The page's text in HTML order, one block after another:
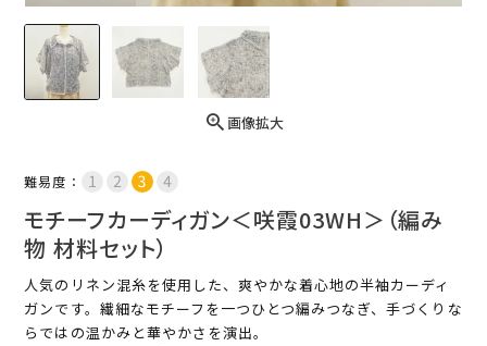
画像拡大
難易度：
モチーフカーディガン＜咲霞03WH＞（編み
物 材料セット）
人気のリネン混糸を使用した、爽やかな着心地の半袖カーディ
ガンです。繊細なモチーフを一つひとつ編みつなぎ、手づくりな
らではの温かみと華やかさを演出。